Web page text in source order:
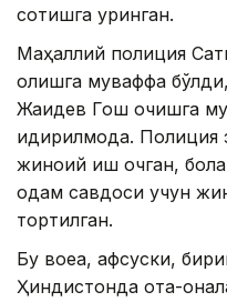
сотишга уринган.
Маҳаллий полиция
олишга муваффақ
Жаидев Гош қочишга
қидирилмоқда.
жиноий иш очган,
одам савдоси учун
тортилган.
Бу воқеа, афсуски,
Ҳиндистонда ота-